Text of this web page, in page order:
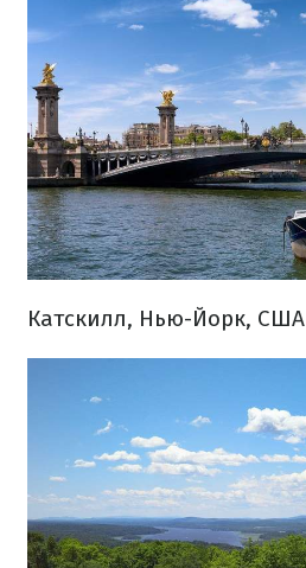
Катскилл, Нью-Йорк, США